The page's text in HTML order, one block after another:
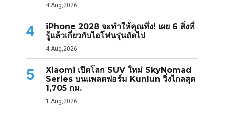
4 Aug,2026
4
iPhone 2028 จะทำให้คุณทึ่ง! เผย 6 สิ่งที่
รู้แล้วเกี่ยวกับไอโฟนรุ่นถัดไป
4 Aug,2026
5
Xiaomi เปิดโลก SUV ใหม่ SkyNomad
Series บนแพลตฟอร์ม Kunlun วิ่งไกลสุด
1,705 กม.
1 Aug,2026